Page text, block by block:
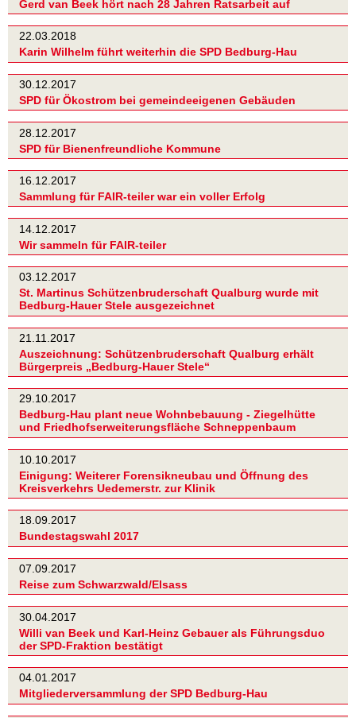
Gerd van Beek hört nach 28 Jahren Ratsarbeit auf
22.03.2018
Karin Wilhelm führt weiterhin die SPD Bedburg-Hau
30.12.2017
SPD für Ökostrom bei gemeindeeigenen Gebäuden
28.12.2017
SPD für Bienenfreundliche Kommune
16.12.2017
Sammlung für FAIR-teiler war ein voller Erfolg
14.12.2017
Wir sammeln für FAIR-teiler
03.12.2017
St. Martinus Schützenbruderschaft Qualburg wurde mit
Bedburg-Hauer Stele ausgezeichnet
21.11.2017
Auszeichnung: Schützenbruderschaft Qualburg erhält
Bürgerpreis „Bedburg-Hauer Stele“
29.10.2017
Bedburg-Hau plant neue Wohnbebauung - Ziegelhütte
und Friedhofserweiterungsfläche Schneppenbaum
10.10.2017
Einigung: Weiterer Forensikneubau und Öffnung des
Kreisverkehrs Uedemerstr. zur Klinik
18.09.2017
Bundestagswahl 2017
07.09.2017
Reise zum Schwarzwald/Elsass
30.04.2017
Willi van Beek und Karl-Heinz Gebauer als Führungsduo
der SPD-Fraktion bestätigt
04.01.2017
Mitgliederversammlung der SPD Bedburg-Hau